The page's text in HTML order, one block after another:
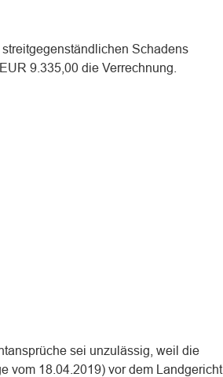
Schadens
9.335,00 die Verrechnung.
sei unzulässig, weil die
vom 18.04.2019) vor dem Landgericht